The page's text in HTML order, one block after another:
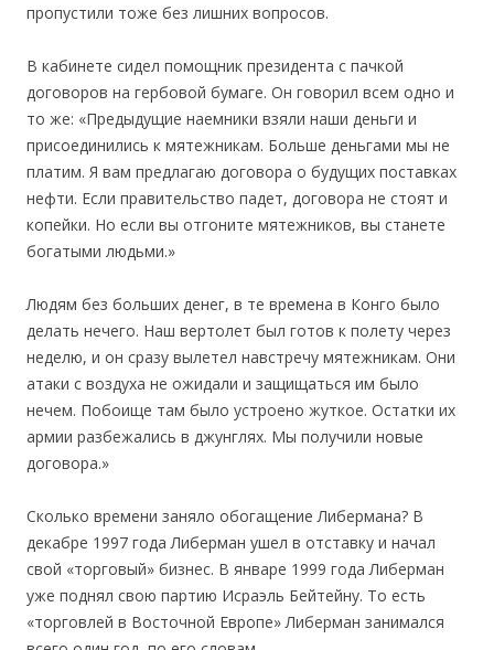
пропустили тоже без лишних вопросов.
В кабинете сидел помощник президента с пачкой
договоров на гербовой бумаге. Он говорил всем одно и
то же: «Предыдущие наемники взяли наши деньги и
присоединились к мятежникам. Больше деньгами мы не
платим. Я вам предлагаю договора о будущих поставках
нефти. Если правительство падет, договора не стоят и
копейки. Но если вы отгоните мятежников, вы станете
богатыми людьми.»
Людям без больших денег, в те времена в Конго было
делать нечего. Наш вертолет был готов к полету через
неделю, и он сразу вылетел навстречу мятежникам. Они
атаки с воздуха не ожидали и защищаться им было
нечем. Побоище там было устроено жуткое. Остатки их
армии разбежались в джунглях. Мы получили новые
договора.»
Сколько времени заняло обогащение Либермана? В
декабре 1997 года Либерман ушел в отставку и начал
свой «торговый» бизнес. В январе 1999 года Либерман
уже поднял свою партию Исраэль Бейтейну. То есть
«торговлей в Восточной Европе» Либерман занимался